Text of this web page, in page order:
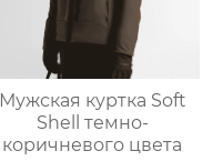
Мужская куртка Soft
Shell темно-
коричневого цвета